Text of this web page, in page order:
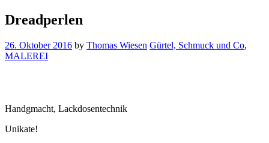
Dreadperlen
26. Oktober 2016 by Thomas Wiesen Gürtel, Schmuck und Co,
MALEREI
Handgmacht, Lackdosentechnik
Unikate!